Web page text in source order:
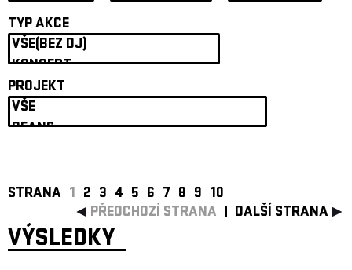
TYP AKCE
PROJEKT
STRANA 1 2 3 4 5 6 7 8 9 10
PŘEDCHOZÍ STRANA
DALŠÍ STRANA
VÝSLEDKY